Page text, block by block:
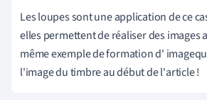
Les loupes sont une application de ce
elles permettent de réaliser des images
même exemple de formation d' image
l'image du timbre au début de l'article !